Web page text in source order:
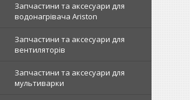
Запчастини та аксесуари для
водонагрівача Ariston
Запчастини та аксесуари для
вентиляторів
Запчастини та аксесуари для
мультиварки